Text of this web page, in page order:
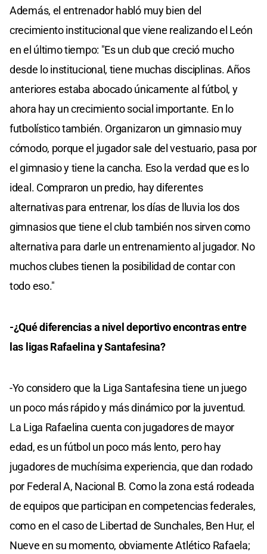
Además, el entrenador habló muy bien del
crecimiento institucional que viene realizando el León
en el último tiempo: "Es un club que creció mucho
desde lo institucional, tiene muchas disciplinas. Años
anteriores estaba abocado únicamente al fútbol, y
ahora hay un crecimiento social importante. En lo
futbolístico también. Organizaron un gimnasio muy
cómodo, porque el jugador sale del vestuario, pasa por
el gimnasio y tiene la cancha. Eso la verdad que es lo
ideal. Compraron un predio, hay diferentes
alternativas para entrenar, los días de lluvia los dos
gimnasios que tiene el club también nos sirven como
alternativa para darle un entrenamiento al jugador. No
muchos clubes tienen la posibilidad de contar con
todo eso."
-¿Qué diferencias a nivel deportivo encontras entre
las ligas Rafaelina y Santafesina?
-Yo considero que la Liga Santafesina tiene un juego
un poco más rápido y más dinámico por la juventud.
La Liga Rafaelina cuenta con jugadores de mayor
edad, es un fútbol un poco más lento, pero hay
jugadores de muchísima experiencia, que dan rodado
por Federal A, Nacional B. Como la zona está rodeada
de equipos que participan en competencias federales,
como en el caso de Libertad de Sunchales, Ben Hur, el
Nueve en su momento, obviamente Atlético Rafaela;